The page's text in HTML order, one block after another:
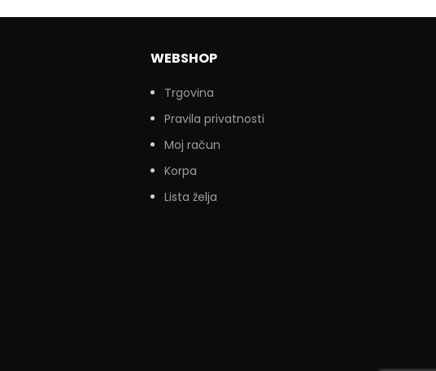
WEBSHOP
Trgovina
Pravila privatnosti
Moj račun
Korpa
Lista želja